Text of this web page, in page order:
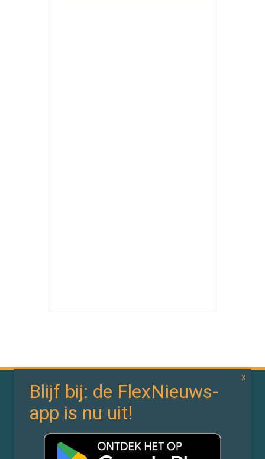
In de branche
Bedrijfsnieuws
Branchenieuws
In de wereld
In de cloud